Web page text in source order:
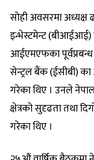
सोही अवसरमा अध्यक्ष
इन्भेस्टमेन्ट (बीआईआई)
आईएमएफका
सेन्ट्रल बैंक (ईसीबी) का
गरेका थिए । उनले
क्षेत्रको सुदृढता तथा
गरेका थिए ।